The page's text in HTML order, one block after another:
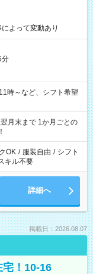
よって変動あり
分
時～など、シフト希望
月末まで 1か月ごとの
OK / 服装自由 / シフト
キル不要
詳細へ
掲載日：2026.08.07
宅！10-16